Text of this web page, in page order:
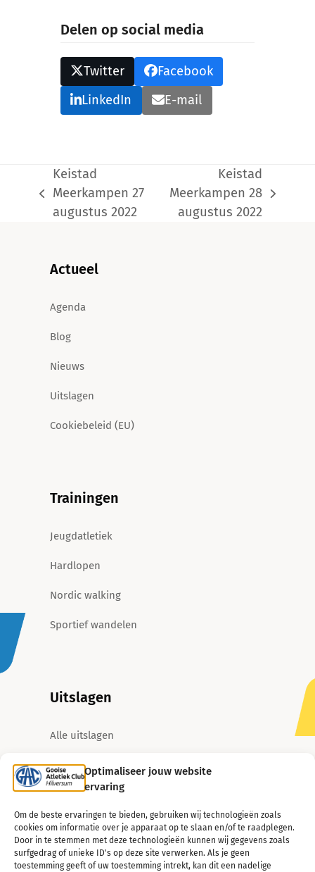
Optimaliseer jouw website
ervaring
Om de beste ervaringen te bieden, gebruiken wij technologieën zoals
cookies om informatie over je apparaat op te slaan en/of te raadplegen.
Door in te stemmen met deze technologieën kunnen wij gegevens zoals
surfgedrag of unieke ID's op deze site verwerken. Als je geen
toestemming geeft of uw toestemming intrekt, kan dit een nadelige
Delen op social media
Twitter
Facebook
LinkedIn
E-mail
previous
post:
Keistad
Meerkampen 27
augustus 2022
next
post:
Keistad
Meerkampen 28
augustus 2022
Actueel
Agenda
Blog
Nieuws
Uitslagen
Cookiebeleid (EU)
Trainingen
Jeugdatletiek
Hardlopen
Nordic walking
Sportief wandelen
Uitslagen
Alle uitslagen
Beste prestaties
Jaarranglijsten
Ranglijsten aller tijden